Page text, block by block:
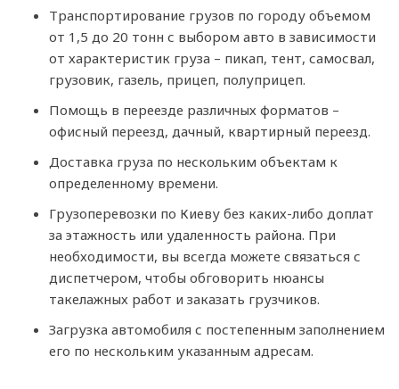
Транспортирование грузов по городу объемом
от 1,5 до 20 тонн с выбором авто в зависимости
от характеристик груза – пикап, тент, самосвал,
грузовик, газель, прицеп, полуприцеп.
Помощь в переезде различных форматов –
офисный переезд, дачный, квартирный переезд.
Доставка груза по нескольким объектам к
определенному времени.
Грузоперевозки по Киеву без каких-либо доплат
за этажность или удаленность района. При
необходимости, вы всегда можете связаться с
диспетчером, чтобы обговорить нюансы
такелажных работ и заказать грузчиков.
Загрузка автомобиля с постепенным заполнением
его по нескольким указанным адресам.